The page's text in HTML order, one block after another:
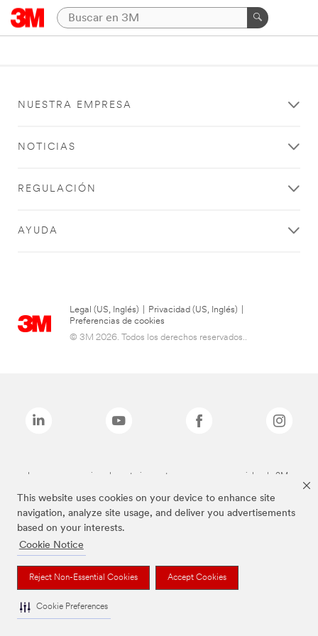
This website uses cookies on your device to enhance site
navigation, analyze site usage, and deliver you advertisements
based on your interests.
Cookie Notice
Reject Non-Essential Cookies Accept Cookies
Cookie Preferences
NUESTRA EMPRESA
NOTICIAS
REGULACIÓN
AYUDA
Legal (US, Inglés) Privacidad (US, Inglés)
Preferencias de cookies
© 3M 2026. Todos los derechos reservados..
Las marcas mencionadas anteriormente son marcas comerciales de 3M.